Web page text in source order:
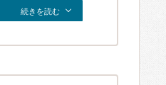
続きを読む